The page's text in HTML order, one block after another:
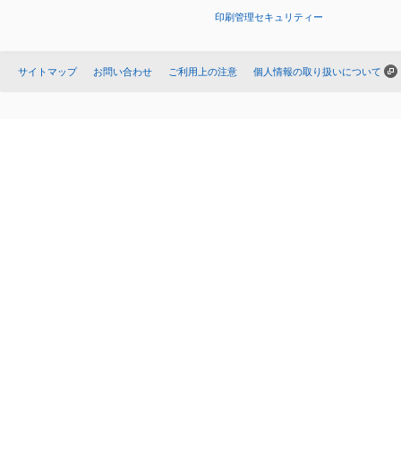
印刷管理セキュリティー
サイトマップ お問い合わせ ご利用上の注意 個人情報の取り扱いについて